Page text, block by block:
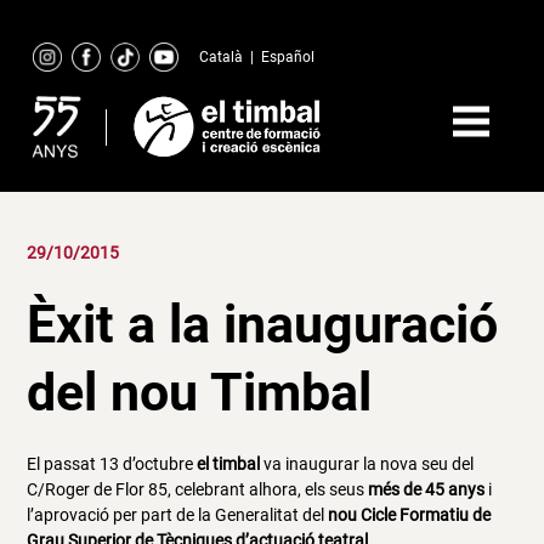
content
Català Español
29/10/2015
Èxit a la inauguració
del nou Timbal
El passat 13 d’octubreel timbal va inaugurar la nova seu del
C/Roger de Flor 85, celebrant alhora, els seus més de 45 anys i
l’aprovació per part de la Generalitat del nou Cicle Formatiu de